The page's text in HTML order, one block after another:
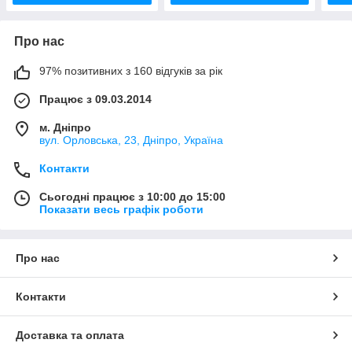
Про нас
97% позитивних з 160 відгуків за рік
Працює з 09.03.2014
м. Дніпро
вул. Орловська, 23, Дніпро, Україна
Контакти
Сьогодні працює з 10:00 до 15:00
Показати весь графік роботи
Про нас
Контакти
Доставка та оплата